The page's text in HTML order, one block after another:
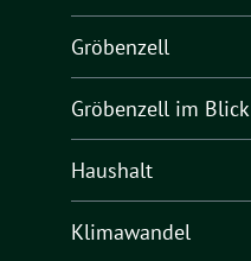
Gröbenzell
Gröbenzell im Blick
Haushalt
Klimawandel